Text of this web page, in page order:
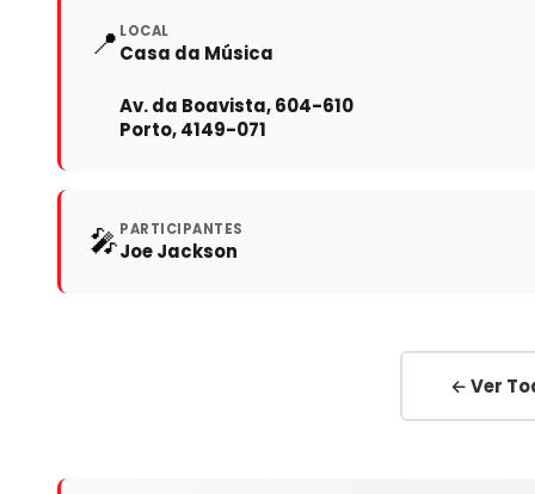
📍 LOCAL
Casa da Música
Av. da Boavista, 604-610
Porto, 4149-071
🎤PARTICIPANTES
Joe Jackson
← Ver